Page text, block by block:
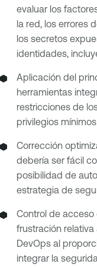
evaluar los
la red, los errores
los secretos
identidades,
Aplicación del
herramientas
restricciones de
privilegios
Corrección
debería ser fácil
posibilidad de
estrategia de
Control de acceso
frustración
DevOps al
integrar la